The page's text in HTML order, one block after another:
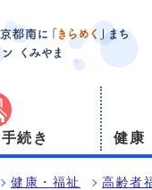
続き 健康
健康・福祉 高齢者